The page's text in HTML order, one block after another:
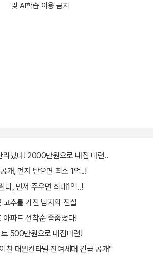
및 AI학습 이용 금지